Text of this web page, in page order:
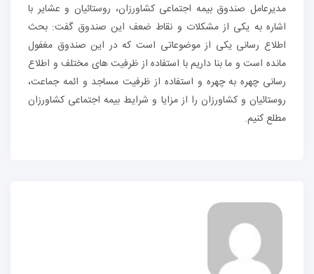
مدیرعامل صندوق بیمه اجتماعی کشاورزان، روستائیان و عشایر با
اشاره به یکی از مشکلات و نقاط ضعف این صندوق گفت: بحث
اطلاع رسانی یکی از موضوعاتی است که در این صندوق مغفول
مانده است و ما بنا داریم با استفاده از ظرفیت های مختلف و اطلاع
رسانی چهره به چهره و استفاده از ظرفیت مساجد و ائمه جماعت،
روستائیان و کشاورزان را از مزایا و شرایط بیمه اجتماعی کشاورزان
مطلع کنیم.